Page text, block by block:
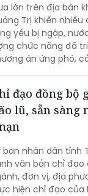
lớn trên địa bàn
Trị khiến
yếu bị ngập,
chức năng đã
án ứng phó,
đạo đồng bộ
lũ, sẵn sàng
ban nhân dân tỉnh
văn bản chỉ đạo
đơn vị, địa
hiện chỉ đạo của